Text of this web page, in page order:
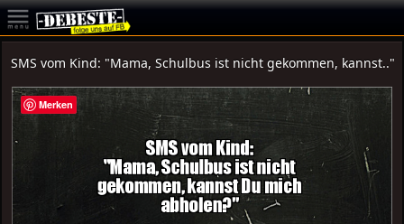
SMS vom Kind: "Mama, Schulbus ist nicht gekommen, kannst.."
Merken